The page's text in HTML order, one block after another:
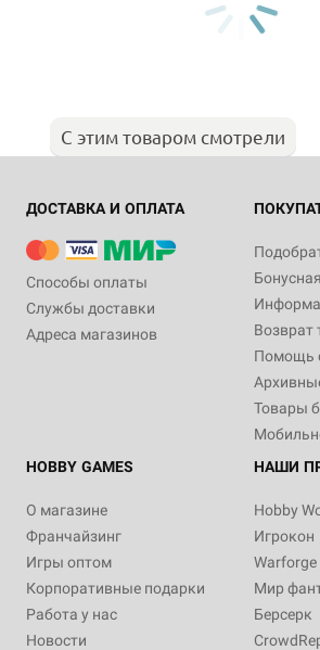
С этим товаром смотрели
ДОСТАВКА И ОПЛАТА
Способы оплаты
Службы доставки
Адреса магазинов
Возврат
Помощь
Товары
HOBBY GAMES
О магазине
Франчайзинг
Игры оптом
Корпоративные подарки
Работа у нас
Новости
НАШИ
Hobby
Игрокон
Warforge
Мир
Берсерк